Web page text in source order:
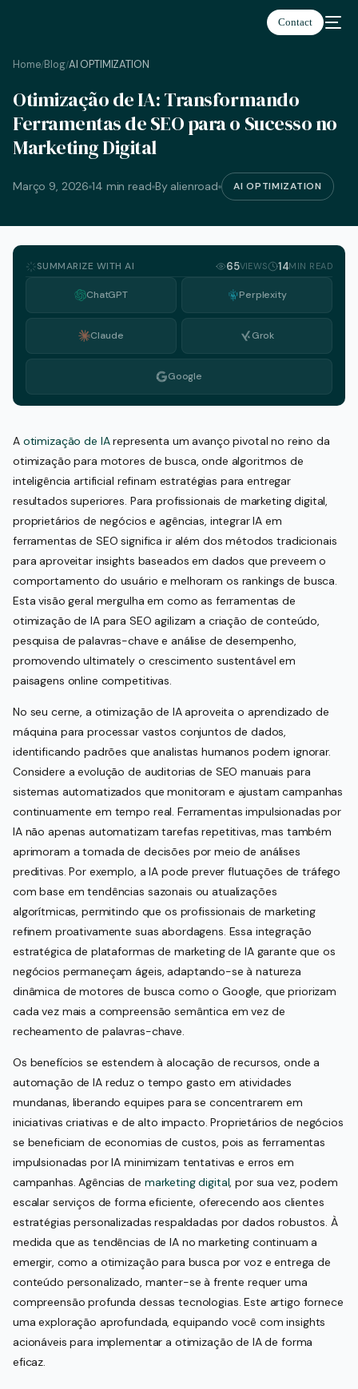
Contact
Home/Blog/AI OPTIMIZATION
Otimização de IA: Transformando
Ferramentas de SEO para o Sucesso no
Marketing Digital
Março 9, 2026 14 min read By alienroad AI OPTIMIZATION
SUMMARIZE WITH AI 65VIEWS 14MIN READ
ChatGPT Perplexity
Claude Grok
Google
A otimização de IArepresenta um avanço pivotal no reino da
otimização para motores de busca, onde algoritmos de
inteligência artificial refinam estratégias para entregar
resultados superiores. Para profissionais de marketing digital,
proprietários de negócios e agências, integrar IA em
ferramentas de SEO significa ir além dos métodos tradicionais
para aproveitar insights baseados em dados que preveem o
comportamento do usuário e melhoram os rankings de busca.
Esta visão geral mergulha em como as ferramentas de
otimização de IA para SEO agilizam a criação de conteúdo,
pesquisa de palavras-chave e análise de desempenho,
promovendo ultimately o crescimento sustentável em
paisagens online competitivas.
No seu cerne, a otimização de IA aproveita o aprendizado de
máquina para processar vastos conjuntos de dados,
identificando padrões que analistas humanos podem ignorar.
Considere a evolução de auditorias de SEO manuais para
sistemas automatizados que monitoram e ajustam campanhas
continuamente em tempo real. Ferramentas impulsionadas por
IA não apenas automatizam tarefas repetitivas, mas também
aprimoram a tomada de decisões por meio de análises
preditivas. Por exemplo, a IA pode prever flutuações de tráfego
com base em tendências sazonais ou atualizações
algorítmicas, permitindo que os profissionais de marketing
refinem proativamente suas abordagens. Essa integração
estratégica de plataformas de marketing de IA garante que os
negócios permaneçam ágeis, adaptando-se à natureza
dinâmica de motores de busca como o Google, que priorizam
cada vez mais a compreensão semântica em vez de
recheamento de palavras-chave.
Os benefícios se estendem à alocação de recursos, onde a
automação de IA reduz o tempo gasto em atividades
mundanas, liberando equipes para se concentrarem em
iniciativas criativas e de alto impacto. Proprietários de negócios
se beneficiam de economias de custos, pois as ferramentas
impulsionadas por IA minimizam tentativas e erros em
campanhas. Agências de marketing digital, por sua vez, podem
escalar serviços de forma eficiente, oferecendo aos clientes
estratégias personalizadas respaldadas por dados robustos. À
medida que as tendências de IA no marketing continuam a
emergir, como a otimização para busca por voz e entrega de
conteúdo personalizado, manter-se à frente requer uma
compreensão profunda dessas tecnologias. Este artigo fornece
uma exploração aprofundada, equipando você com insights
acionáveis para implementar a otimização de IA de forma
eficaz.
Português